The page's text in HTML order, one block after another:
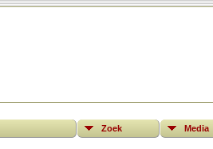
Zoek Media